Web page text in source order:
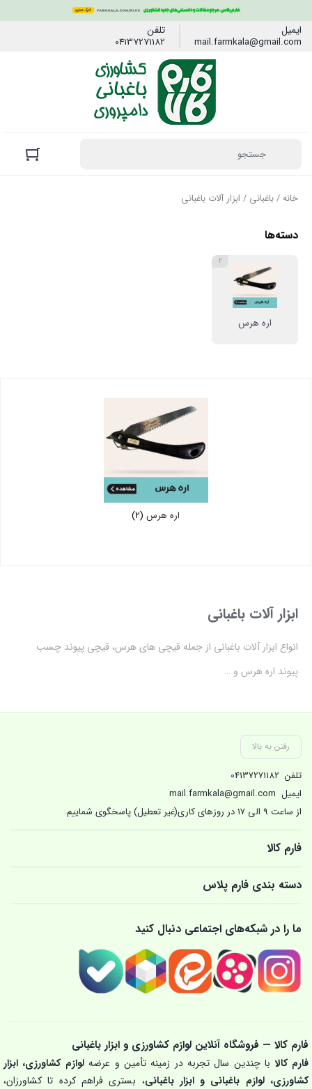
ایمیل
mail.farmkala@gmail.com
تلفن
04137271182
خانه/باغبانی / ابزار آلات باغبانی
دسته‌ها
اره هرس
2
اره هرس (2)
ابزار آلات باغبانی
انواع ابزار آلات باغبانی از جمله قیچی های هرس، قیچی پیوند چسب
پیوند اره هرس و …
رفتن به بالا
تلفن 04137271182
ایمیل mail.farmkala@gmail.com
از ساعت 9 الی 17 در روزهای کاری(غیر تعطیل) پاسخگوی شماییم.
فارم کالا
دسته بندی فارم پلاس
ما را در شبکه‌های اجتماعی دنبال کنید
فارم کالا — فروشگاه آنلاین لوازم کشاورزی و ابزار باغبانی
فارم کالا با چندین سال تجربه در زمینه تأمین و عرضهلوازم کشاورزی، ابزار
کشاورزی، لوازم باغبانی و ابزار باغبانی، بستری فراهم کرده تا کشاورزان،